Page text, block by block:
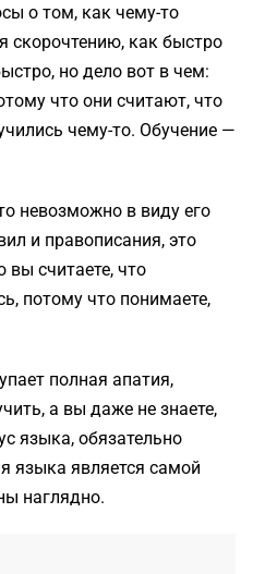
о том, как чему-то
скорочтению, как быстро
но дело вот в чем:
что они считают, что
чему-то. Обучение —
невозможно в виду его
и правописания, это
считаете, что
потому что понимаете,
полная апатия,
а вы даже не знаете,
языка, обязательно
языка является самой
наглядно.